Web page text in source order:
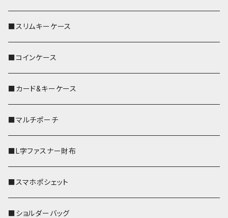
■スリムキーケース
■コインケース
■カード&キーケース
■マルチポーチ
■L字ファスナー財布
■スマホポシェット
■ショルダーバッグ